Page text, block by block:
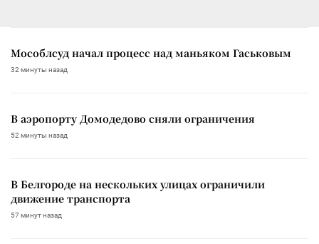
Мособлсуд начал процесс над маньяком Гаськовым
32 минуты назад
В аэропорту Домодедово сняли ограничения
52 минуты назад
В Белгороде на нескольких улицах ограничили
движение транспорта
57 минут назад